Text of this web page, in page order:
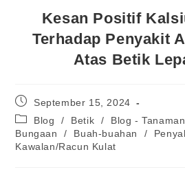
Kesan Positif
Terhadap Penyakit
Atas Betik
September 15, 2024
Blog
/ Betik /
Blog -
Bungaan
/ Buah-buahan /
Kawalan/Racun Kulat